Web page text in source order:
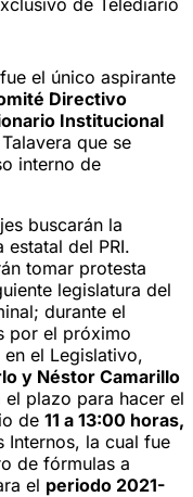
fue el único aspirante
Directivo
Institucional
que se
interno de
buscarán la
del PRI.
tomar protesta
legislatura del
durante el
por el próximo
el Legislativo,
y Néstor Camarillo
plazo para hacer el
de 11 a 13:00 horas,
Internos, la cual fue
de fórmulas a
el periodo 2021-